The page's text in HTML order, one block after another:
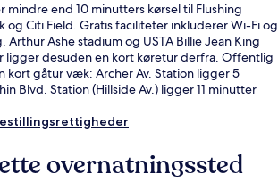
mindre end 10 minutters kørsel til Flushing
og Citi Field. Gratis faciliteter inkluderer Wi-Fi og
Ashe stadium og USTA Billie Jean King
ligger desuden en kort køretur derfra. Offentlig
kort gåtur væk: Archer Av. Station ligger 5
Blvd. Station (Hillside Av.) ligger 11 minutter
overnatningssted